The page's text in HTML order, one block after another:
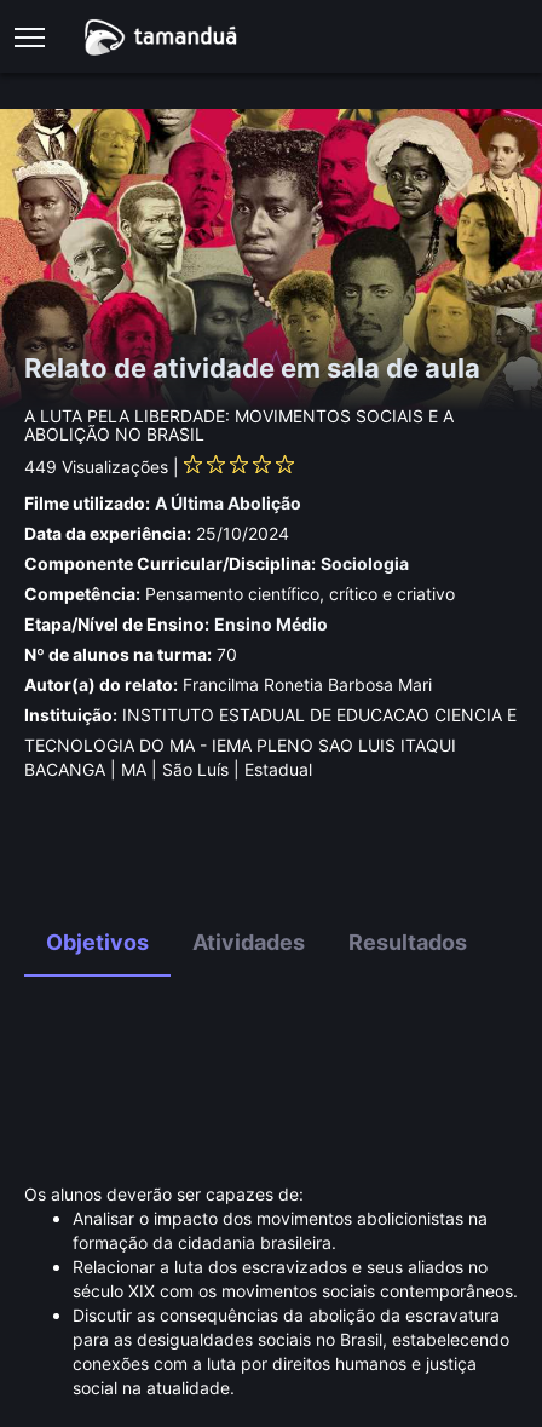
Relato de atividade em sala de aula
A LUTA PELA LIBERDADE: MOVIMENTOS SOCIAIS E A
ABOLIÇÃO NO BRASIL
449 Visualizações |
Filme utilizado: A Última Abolição
Data da experiência: 25/10/2024
Componente Curricular/Disciplina: Sociologia
Competência: Pensamento científico, crítico e criativo
Etapa/Nível de Ensino: Ensino Médio
Nº de alunos na turma: 70
Autor(a) do relato: Francilma Ronetia Barbosa Mari
Instituição: INSTITUTO ESTADUAL DE EDUCACAO CIENCIA E
TECNOLOGIA DO MA - IEMA PLENO SAO LUIS ITAQUI
BACANGA | MA | São Luís | Estadual
Objetivos Atividades Resultados
Os alunos deverão ser capazes de:
Analisar o impacto dos movimentos abolicionistas na
formação da cidadania brasileira.
Relacionar a luta dos escravizados e seus aliados no
século XIX com os movimentos sociais contemporâneos.
Discutir as consequências da abolição da escravatura
para as desigualdades sociais no Brasil, estabelecendo
conexões com a luta por direitos humanos e justiça
social na atualidade.